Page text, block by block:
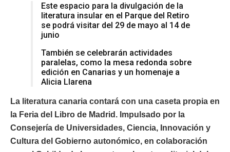
Este espacio para la divulgación de la
literatura insular en el Parque del Retiro
se podrá visitar del 29 de mayo al 14 de
junio
También se celebrarán actividades
paralelas, como la mesa redonda sobre
edición en Canarias y un homenaje a
Alicia Llarena
La literatura canaria contará con una caseta propia en
la Feria del Libro de Madrid. Impulsado por la
Consejería de Universidades, Ciencia, Innovación y
Cultura del Gobierno autonómico, en colaboración